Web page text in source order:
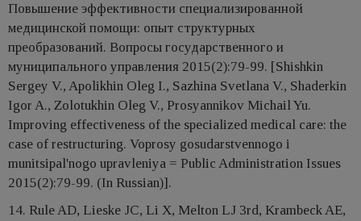
Повышение эффективности специализированной
медицинской помощи: опыт структурных
преобразований. Вопросы государственного и
муниципального управления 2015(2):79-99. [Shishkin
Sergey V., Apolikhin Oleg I., Sazhina Svetlana V., Shaderkin
Igor A., Zolotukhin Oleg V., Prosyannikov Michail Yu.
Improving effectiveness of the specialized medical care: the
case of restructuring. Voprosy gosudarstvennogo i
munitsipal'nogo upravleniya = Public Administration Issues
2015(2):79-99. (In Russian)].
14. Rule AD, Lieske JC, Li X, Melton LJ 3rd, Krambeck AE,